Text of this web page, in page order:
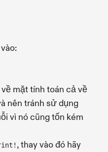
mặt tính toán cả về
nên tránh sử dụng
vì nó cũng tốn kém
, thay vào đó hãy